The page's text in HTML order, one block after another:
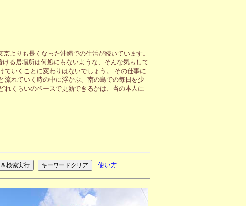
よりも長くなった沖縄での生活が続いています。
る居場所は何処にもないような、そんな気もして
ていくことに変わりはないでしょう。 その仕事に
流れていく時の中に浮かぶ、南の島での毎日を少
れくらいのペースで更新できるかは、当の本人に
使い方